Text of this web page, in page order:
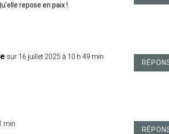
repose en paix !
sur 16 juillet 2025 à 10 h 49 min
min